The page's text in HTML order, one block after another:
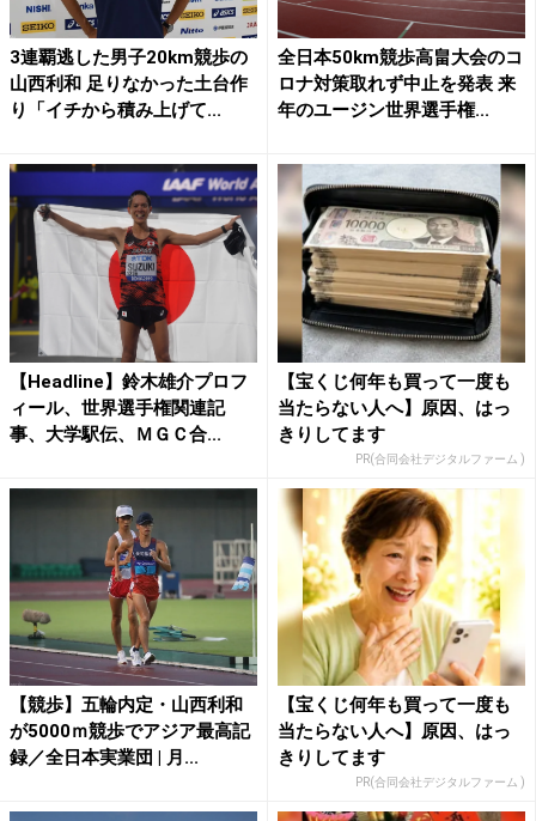
3連覇逃した男子20km競歩の
山西利和 足りなかった土台作
り「イチから積み上げて...
全日本50km競歩高畠大会のコ
ロナ対策取れず中止を発表 来
年のユージン世界選手権...
【Headline】鈴木雄介プロフ
ィール、世界選手権関連記
事、大学駅伝、ＭＧＣ合...
【宝くじ何年も買って一度も
当たらない人へ】原因、はっ
きりしてます
PR(合同会社デジタルファーム )
【競歩】五輪内定・山西利和
が5000ｍ競歩でアジア最高記
録／全日本実業団 | 月...
【宝くじ何年も買って一度も
当たらない人へ】原因、はっ
きりしてます
PR(合同会社デジタルファーム )